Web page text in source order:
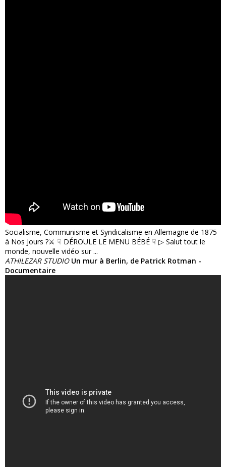
Socialisme, Communisme et Syndicalisme en Allemagne de 1875
à Nos Jours ?⚔️ ☟ DÉROULE LE MENU BÉBÉ ☟ ▷ Salut tout le
monde, nouvelle vidéo sur ...
ATHILEZAR STUDIO Un mur à Berlin, de Patrick Rotman -
Documentaire